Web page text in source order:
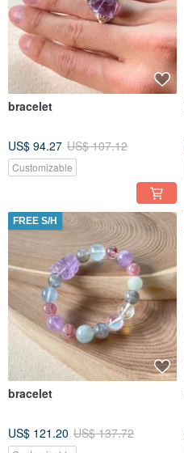
bracelet
US$ 94.27 US$ 107.12
Customizable
FREE S/H
bracelet
US$ 121.20 US$ 137.72